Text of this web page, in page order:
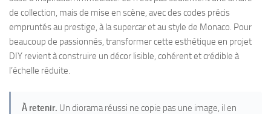
de collection, mais de mise en scène, avec des codes précis
empruntés au prestige, à la supercar et au style de Monaco. Pour
beaucoup de passionnés, transformer cette esthétique en projet
DIY revient à construire un décor lisible, cohérent et crédible à
l’échelle réduite.
À retenir. Un diorama réussi ne copie pas une image, il en